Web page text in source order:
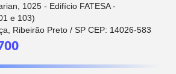
1025 - Edifício FATESA -
e 103)
Ribeirão Preto / SP CEP: 14026-583